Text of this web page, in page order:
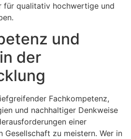
für qualitativ hochwertige und
und
der
Fachkompetenz,
und nachhaltiger Denkweise
einer
Gesellschaft zu meistern. Wer in